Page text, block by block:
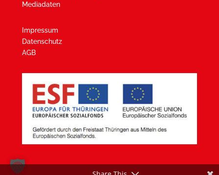
Mediadaten
Impressum
Datenschutz
AGB